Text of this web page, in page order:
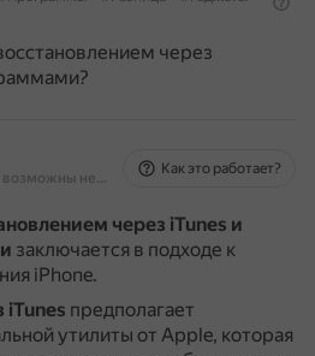
через
На основе источников, возможны неточности
Как это работает?
через iTunes и
заключается в подходе к
iPhone.
iTunes предполагает
утилиты от Apple, которая